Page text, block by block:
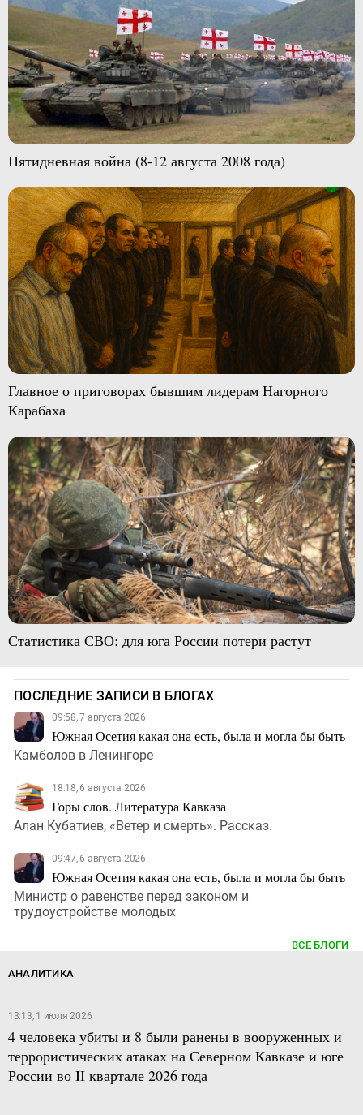
Пятидневная война (8-12 августа 2008 года)
Главное о приговорах бывшим лидерам Нагорного
Карабаха
Статистика СВО: для юга России потери растут
ПОСЛЕДНИЕ ЗАПИСИ В БЛОГАХ
09:58, 7 августа 2026
Южная Осетия какая она есть, была и могла бы быть
Камболов в Ленингоре
18:18, 6 августа 2026
Горы слов. Литература Кавказа
Алан Кубатиев, «Ветер и смерть». Рассказ.
09:47, 6 августа 2026
Южная Осетия какая она есть, была и могла бы быть
Министр о равенстве перед законом и
трудоустройстве молодых
ВСЕ БЛОГИ
АНАЛИТИКА
13:13, 1 июля 2026
4 человека убиты и 8 были ранены в вооруженных и
террористических атаках на Северном Кавказе и юге
России во II квартале 2026 года